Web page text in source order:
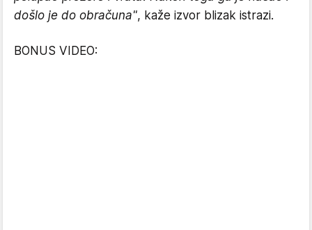
došlo je do obračuna", kaže izvor blizak istrazi.
BONUS VIDEO: